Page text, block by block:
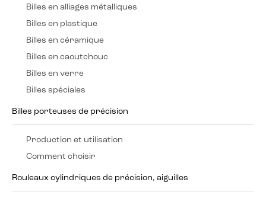
Billes en alliages métalliques
Billes en plastique
Billes en céramique
Billes en caoutchouc
Billes en verre
Billes spéciales
Billes porteuses de précision
Production et utilisation
Comment choisir
Rouleaux cylindriques de précision, aiguilles